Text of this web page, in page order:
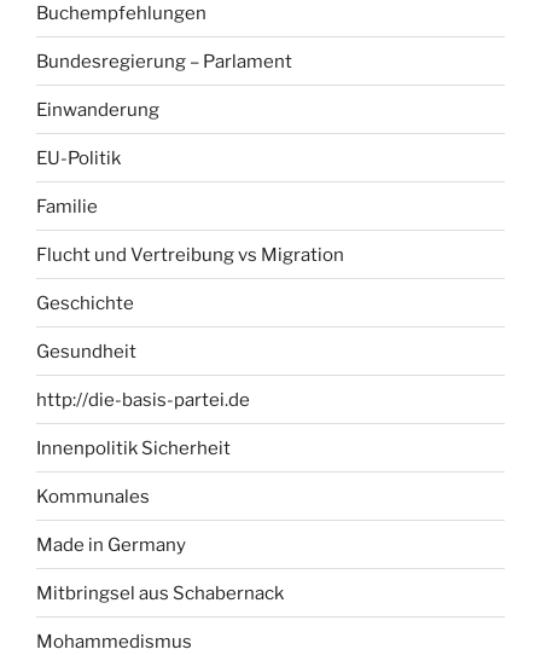
Buchempfehlungen
Bundesregierung – Parlament
Einwanderung
EU-Politik
Familie
Flucht und Vertreibung vs Migration
Geschichte
Gesundheit
http://die-basis-partei.de
Innenpolitik Sicherheit
Kommunales
Made in Germany
Mitbringsel aus Schabernack
Mohammedismus